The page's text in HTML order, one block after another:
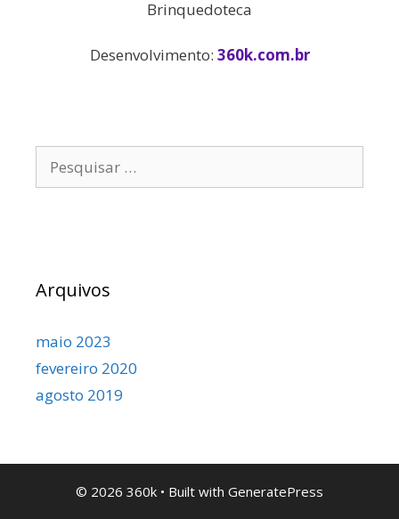
Brinquedoteca
Desenvolvimento: 360k.com.br
por:
Arquivos
maio 2023
fevereiro 2020
agosto 2019
© 2026 360k • Built with GeneratePress